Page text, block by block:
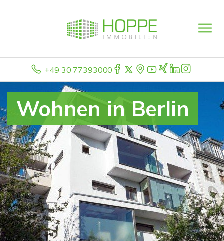
+49 30 77393000
Wohnen in Berlin